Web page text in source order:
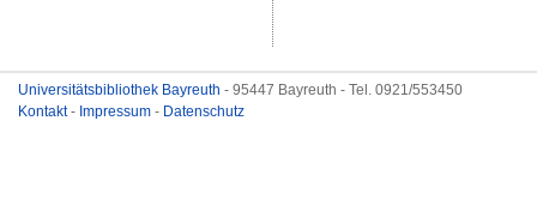
Universitätsbibliothek Bayreuth - 95447 Bayreuth - Tel. 0921/553450
Kontakt- Impressum - Datenschutz